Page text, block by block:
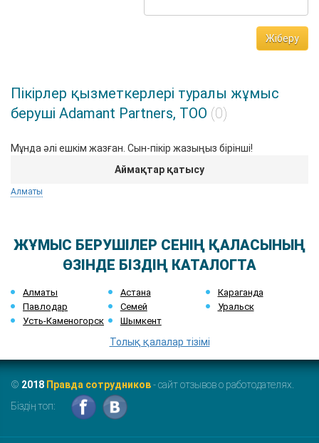
Жіберу
Пікірлер қызметкерлері туралы жұмыс
беруші Adamant Partners, ТОО (0)
Мұнда әлі ешкім жазған. Сын-пікір жазыңыз бірінші!
Аймақтар қатысу
Алматы
ЖҰМЫС БЕРУШІЛЕР СЕНІҢ ҚАЛАСЫНЫҢ
ӨЗІНДЕ БІЗДІҢ КАТАЛОГТА
Алматы Астана
Караганда
Павлодар
Семей
Уральск
Усть-Каменогорск
Шымкент
Толық қалалар тізімі
© 2018 Правда сотрудников- сайт отзывов о работодателях.
Біздің топ: